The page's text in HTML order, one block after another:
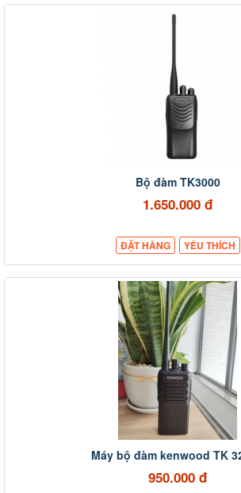
Bộ đàm TK3000
1.650.000 đ
ĐẶT HÀNG YÊU THÍCH
Máy bộ đàm kenwood TK
950.000 đ